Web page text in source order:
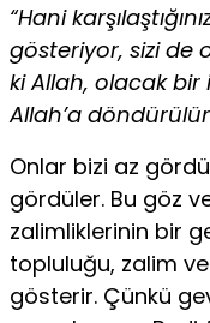
“Hani
gösteriyor, sizi de
ki Allah, olacak bir
Allah’a
Onlar bizi az
gördüler. Bu göz
zalimliklerinin bir
topluluğu, zalim
gösterir. Çünkü